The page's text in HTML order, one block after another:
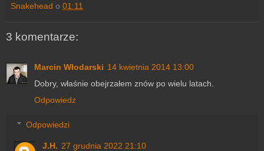
Snakehead o 01:11
3 komentarze:
Marcin Włodarski 14 kwietnia 2014 13:00
Dobry, właśnie obejrzałem znów po wielu latach.
Odpowiedz
Odpowiedzi
J.H. 27 grudnia 2022 21:10